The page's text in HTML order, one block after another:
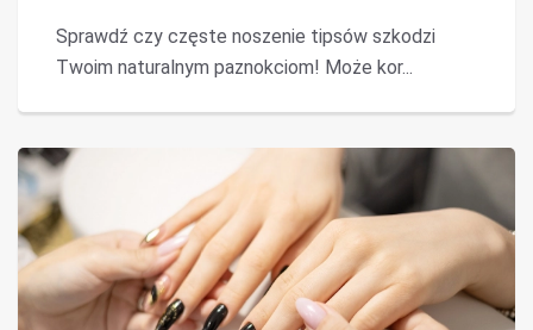
Sprawdź czy częste noszenie tipsów szkodzi
Twoim naturalnym paznokciom! Może kor...